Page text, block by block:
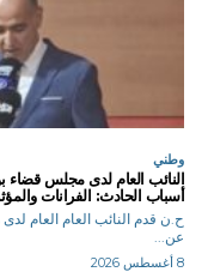
وطني
النائب العام لدى مجلس
أسباب الحادث: الفرانات
ح.ن قدم النائب العام العام
عن...
8 أغسطس 2026